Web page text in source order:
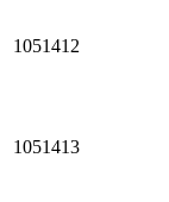
1051412
1051413